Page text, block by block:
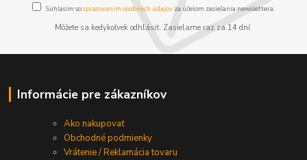
Súhlasím sospracovaním osobných údajov za účelom zasielania newslettera.
Môžete sa kedykoľvek odhlásiť. Zasielame raz za 14 dní.
Informácie pre zákazníkov
Ako nakupovať
Obchodné podmienky
Vrátenie / Reklamácia tovaru